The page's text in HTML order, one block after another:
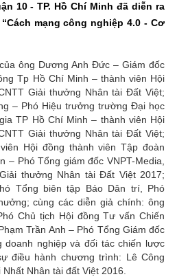
10 - TP. Hồ Chí Minh đã diễn ra
mạng công nghiệp 4.0 - Cơ
ông Dương Anh Đức – Giám đốc
Tp Hồ Chí Minh – thành viên Hội
Giải thưởng Nhân tài Đất Việt;
– Phó Hiệu trưởng trường Đại học
TP Hồ Chí Minh – thành viên Hội
Giải thưởng Nhân tài Đất Việt;
Hội đồng thành viên Tập đoàn
– Phó Tổng giám đốc VNPT-Media,
thưởng Nhân tài Đất Việt 2017;
Tổng biên tập Báo Dân trí, Phó
cùng các diễn giả chính: ông
Chủ tịch Hội đồng Tư vấn Chiến
Trần Anh – Phó Tổng Giám đốc
doanh nghiệp và đối tác chiến lược
điều hành chương trình: Lê Công
Nhân tài đất Việt 2016.